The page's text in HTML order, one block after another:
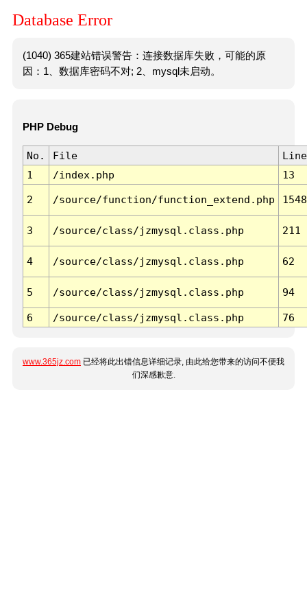
Database Error
(1040) 365建站错误警告：连接数据库失败，可能的原
因：1、数据库密码不对; 2、mysql未启动。
PHP Debug
No. File
Line
1
/index.php 13
2 /source/function/function_extend.php 1548
3 /source/class/jzmysql.class.php 211
4 /source/class/jzmysql.class.php 62
5 /source/class/jzmysql.class.php 94
6 /source/class/jzmysql.class.php 76
www.365jz.com 已经将此出错信息详细记录, 由此给您带来的访问不便我
们深感歉意.